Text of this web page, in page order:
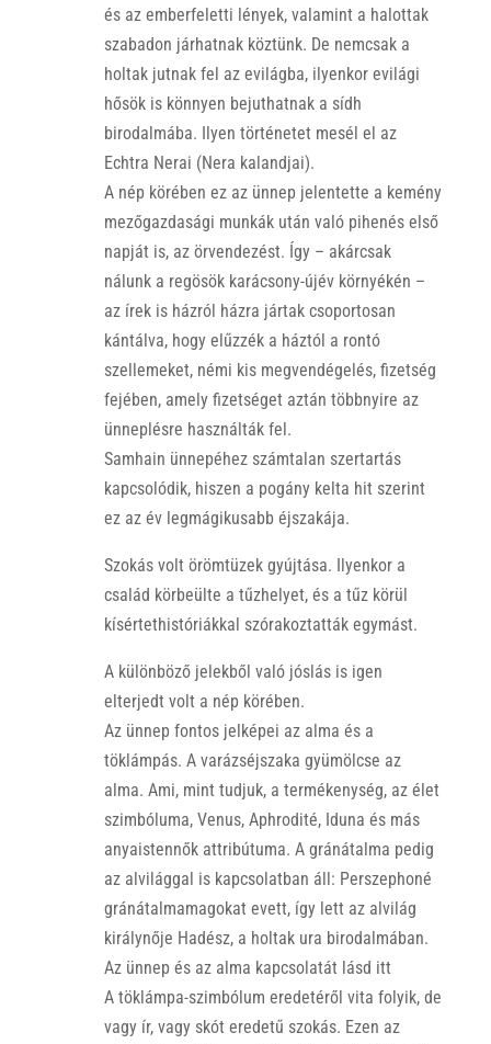
és az emberfeletti lények, valamint a halottak
szabadon járhatnak köztünk. De nemcsak a
holtak jutnak fel az evilágba, ilyenkor evilági
hősök is könnyen bejuthatnak a sídh
birodalmába. Ilyen történetet mesél el az
Echtra Nerai (Nera kalandjai).
A nép körében ez az ünnep jelentette a kemény
mezőgazdasági munkák után való pihenés első
napját is, az örvendezést. Így – akárcsak
nálunk a regösök karácsony-újév környékén –
az írek is házról házra jártak csoportosan
kántálva, hogy elűzzék a háztól a rontó
szellemeket, némi kis megvendégelés, fizetség
fejében, amely fizetséget aztán többnyire az
ünneplésre használták fel.
Samhain ünnepéhez számtalan szertartás
kapcsolódik, hiszen a pogány kelta hit szerint
ez az év legmágikusabb éjszakája.
Szokás volt örömtüzek gyújtása. Ilyenkor a
család körbeülte a tűzhelyet, és a tűz körül
kísértethistóriákkal szórakoztatták egymást.
A különböző jelekből való jóslás is igen
elterjedt volt a nép körében.
Az ünnep fontos jelképei az alma és a
töklámpás. A varázséjszaka gyümölcse az
alma. Ami, mint tudjuk, a termékenység, az élet
szimbóluma, Venus, Aphrodité, Iduna és más
anyaistennők attribútuma. A gránátalma pedig
az alvilággal is kapcsolatban áll: Perszephoné
gránátalmamagokat evett, így lett az alvilág
királynője Hadész, a holtak ura birodalmában.
Az ünnep és az alma kapcsolatát lásd itt
A töklámpa-szimbólum eredetéről vita folyik, de
vagy ír, vagy skót eredetű szokás. Ezen az